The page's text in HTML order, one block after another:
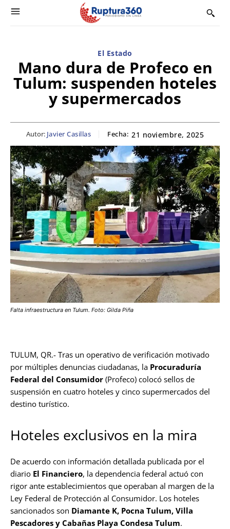
El Estado
Mano dura de Profeco en
Tulum: suspenden hoteles
y supermercados
Autor: Javier Casillas Fecha: 21 noviembre, 2025
Falta infraestructura en Tulum. Foto: Gilda Piña
TULUM, QR.- Tras un operativo de verificación motivado
por múltiples denuncias ciudadanas, la Procuraduría
Federal del Consumidor (Profeco) colocó sellos de
suspensión en cuatro hoteles y cinco supermercados del
destino turístico.
Hoteles exclusivos en la mira
De acuerdo con información detallada publicada por el
diario El Financiero, la dependencia federal actuó con
rigor ante establecimientos que operaban al margen de la
Ley Federal de Protección al Consumidor. Los hoteles
sancionados son Diamante K, Pocna Tulum, Villa
Pescadores y Cabañas Playa Condesa Tulum.